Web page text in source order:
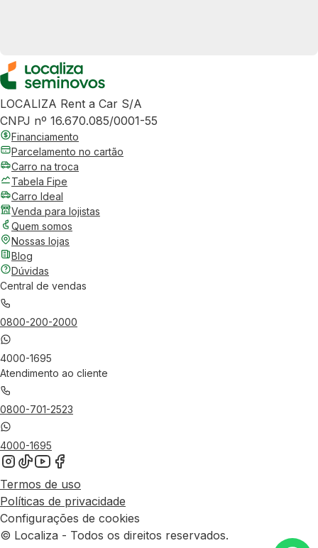
LOCALIZA Rent a Car S/A
CNPJ nº 16.670.085/0001-55
Financiamento
Parcelamento no cartão
Carro na troca
Tabela Fipe
Carro Ideal
Venda para lojistas
Quem somos
Nossas lojas
Blog
Dúvidas
Central de vendas
0800-200-2000
4000-1695
Atendimento ao cliente
0800-701-2523
4000-1695
Termos de uso
Políticas de privacidade
Configurações de cookies
© Localiza - Todos os direitos reservados.